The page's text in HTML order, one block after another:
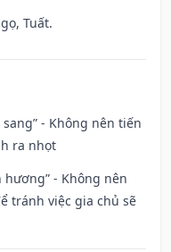
Tuất.
- Không nên tiến
ra nhọt
- Không nên
tránh việc gia chủ sẽ